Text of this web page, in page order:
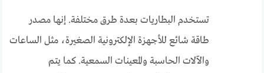
تستخدم البطاريات بعدة طرق مختلفة. إنها مصدر
طاقة شائع للأجهزة الإلكترونية الصغيرة، مثل الساعات
والآلات الحاسبة والمعينات السمعية. كما يتم